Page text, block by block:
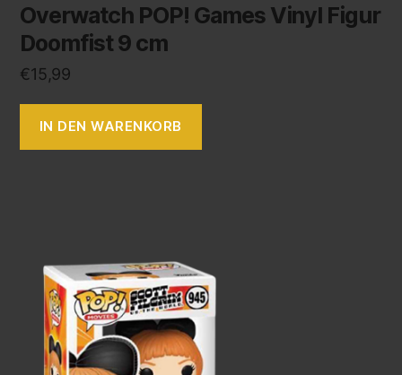
Overwatch POP! Games Vinyl Figur
Doomfist 9 cm
€15,99
IN DEN WARENKORB